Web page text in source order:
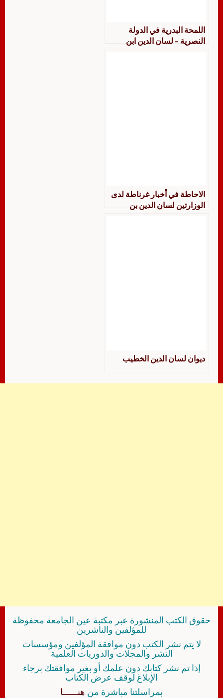
اللمحة البدرية في الدولة
النصرية – لسان الدين ابن
الاحاطة في أخبار غرناطة لدى
الوزارتين لسان الدين بن
ديوان لسان الدين الخطيب
حقوق الكتب المنشورة عبر مكتبة عين الجامعة محفوظة
للمؤلفين والناشرين
لا يتم نشر الكتب دون موافقة المؤلفين ومؤسسات
النشر والمجلات والدوريات العلمية
إذا تم نشر كتابك دون علمك أو بغير موافقتك برجاء
الإبلاغ لوقف عرض الكتاب
بمراسلتنا مباشرة من هنــــــا